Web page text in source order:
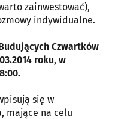
zainwestować),
indywidualne.
Czwartków
roku, w
się w
mające na celu